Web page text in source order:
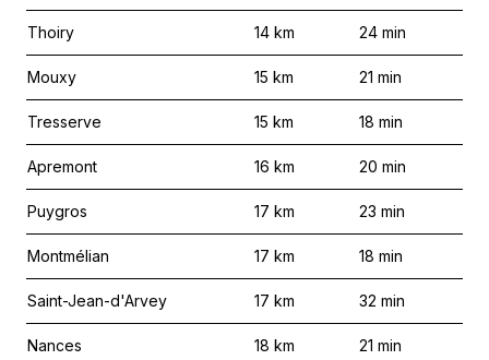
Thoiry 14 km 24 min
Mouxy 15 km 21 min
Tresserve 15 km 18 min
Apremont 16 km 20 min
Puygros 17 km 23 min
Montmélian 17 km 18 min
Saint-Jean-d'Arvey 17 km 32 min
Nances 18 km 21 min